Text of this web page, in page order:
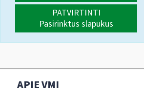
PATVIRTINTI
Pasirinktus slapukus
APIE VMI